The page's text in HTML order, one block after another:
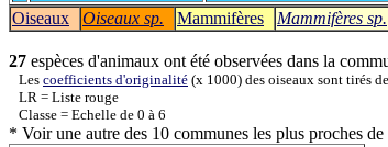
Oiseaux
Oiseaux sp. Mammifères Mammifères sp.
27 espèces d'animaux ont été observées dans la
Les coefficients d'originalité (x 1000) des oiseaux sont tirés de
LR = Liste rouge
Classe = Echelle de 0 à 6
* Voir une autre des 10 communes les plus proches de